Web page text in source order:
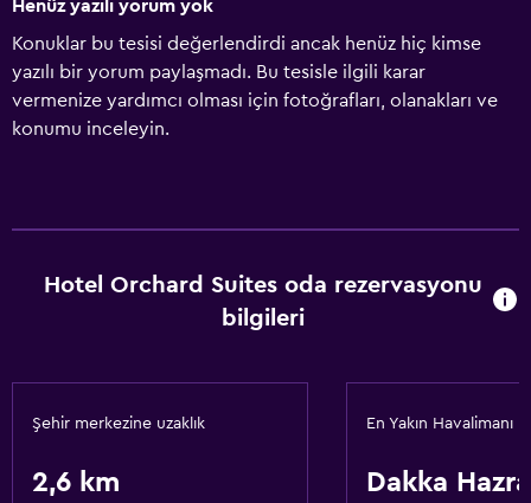
Henüz yazılı yorum yok
Konuklar bu tesisi değerlendirdi ancak henüz hiç kimse
yazılı bir yorum paylaşmadı. Bu tesisle ilgili karar
vermenize yardımcı olması için fotoğrafları, olanakları ve
konumu inceleyin.
Hotel Orchard Suites oda rezervasyonu
bilgileri
Şehir merkezine uzaklık
2,6 km
En Yakın Havalimanı
Dakka